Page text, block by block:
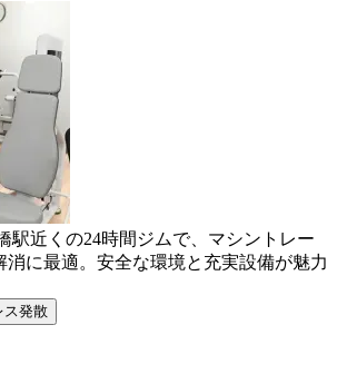
駅近くの24時間ジムで、マシントレー
消に最適。安全な環境と充実設備が魅力
ス発散